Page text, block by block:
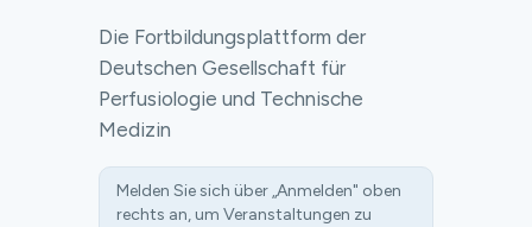
Die Fortbildungsplattform der
Deutschen Gesellschaft für
Perfusiologie und Technische
Medizin
Melden Sie sich über „Anmelden" oben
rechts an, um Veranstaltungen zu